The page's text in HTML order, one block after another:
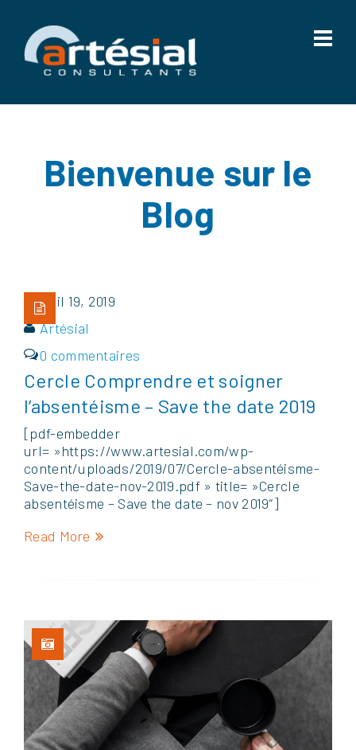
Bienvenue sur le
Blog
Juil 19, 2019
Artésial
0 commentaires
Cercle Comprendre et soigner
l’absentéisme – Save the date 2019
[pdf-embedder
url= »https://www.artesial.com/wp-
content/uploads/2019/07/Cercle-absentéisme-
Save-the-date-nov-2019.pdf » title= »Cercle
absentéisme – Save the date – nov 2019″]
Read More